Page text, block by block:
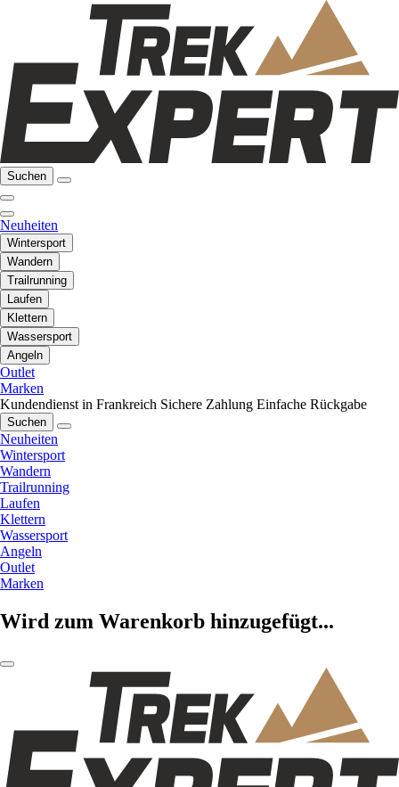
Suchen
Neuheiten
Wintersport
Wandern
Trailrunning
Laufen
Klettern
Wassersport
Angeln
Outlet
Marken
Kundendienst in Frankreich Sichere Zahlung Einfache Rückgabe
Suchen
Neuheiten
Wintersport
Wandern
Trailrunning
Laufen
Klettern
Wassersport
Angeln
Outlet
Marken
Wird zum Warenkorb hinzugefügt...